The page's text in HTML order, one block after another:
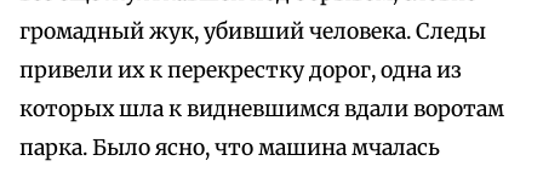
громадный жук, убивший человека. Следы
привели их к перекрестку дорог, одна из
которых шла к видневшимся вдали воротам
парка. Было ясно, что машина мчалась